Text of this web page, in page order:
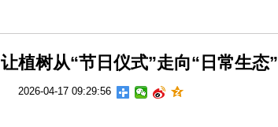
让植树从“节日仪式”走向“日常生态”
2026-04-17 09:29:56